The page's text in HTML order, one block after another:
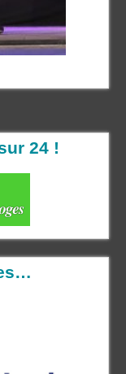
24 !